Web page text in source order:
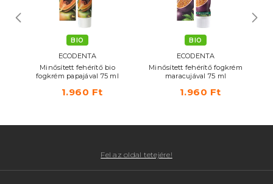
BIO
ECODENTA
Minősített fehérítő bio
fogkrém papajával 75 ml
1.960 Ft
BIO
ECODENTA
Minősített fehérítő fogkrém
maracujával 75 ml
1.960 Ft
Fel az oldal tetejére!